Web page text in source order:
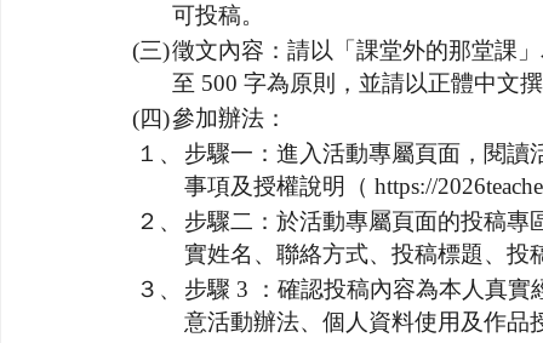
可投稿。
(三)徵文內容：請以「課堂外的那堂課
至 500 字為原則，並請以正體中文
(四)參加辦法：
１、
步驟一：進入活動專屬頁面，閱讀
事項及授權說明（ https://
２、
步驟二：於活動專屬頁面的投稿專
實姓名、聯絡方式、投稿標題、投
３、
步驟 3 ：確認投稿內容為本人真實
意活動辦法、個人資料使用及作品